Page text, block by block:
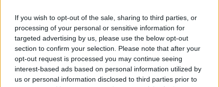
If you wish to opt-out of the sale, sharing to third parties, or
processing of your personal or sensitive information for
targeted advertising by us, please use the below opt-out
section to confirm your selection. Please note that after your
opt-out request is processed you may continue seeing
interest-based ads based on personal information utilized by
us or personal information disclosed to third parties prior to
Montholon mellett Bertrand és Marchand
grófokat - és felosztotta Szent Ilonán lévő
javait, elkerülendő, hogy az ingóságokat zár
alá vegyék. A bútorokat, ékszereket,
könyveket és egyéb tárgyakat Napóleon hű
támogatóira és az anyjára hagyományozta.